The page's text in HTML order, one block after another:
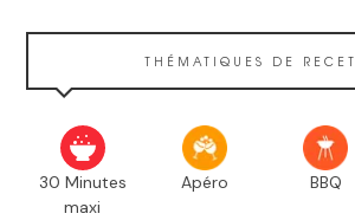
THÉMATIQUES DE
30 Minutes
maxi
Apéro BBQ